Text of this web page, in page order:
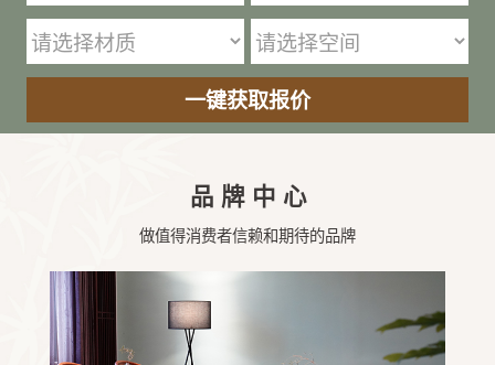
品牌中心
做值得消费者信赖和期待的品牌